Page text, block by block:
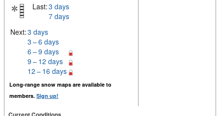
Last:3 days
7 days
Next:3 days
3 – 6 days
6 – 9 days
9 – 12 days
12 – 16 days
Long-range snow maps are available to
members. Sign up!